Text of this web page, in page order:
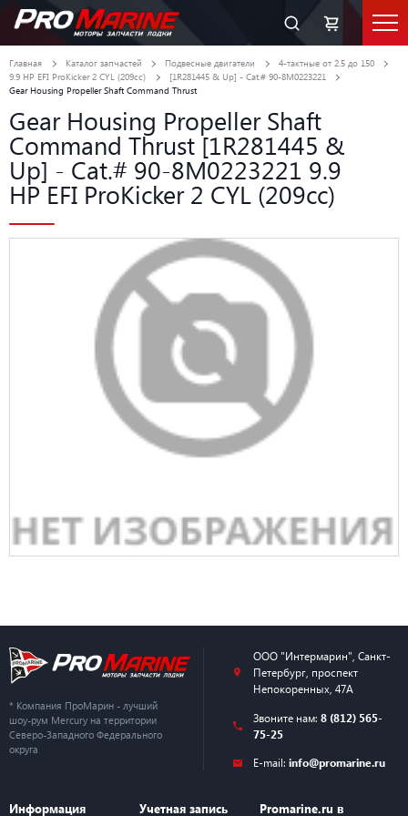
Главная Каталог запчастей Подвесные двигатели
4-тактные от 2.5 до 150
9.9 HP EFI ProKicker 2 CYL (209cc)
[1R281445 & Up] - Cat.# 90-8M0223221
Gear Housing Propeller Shaft Command Thrust
Gear Housing Propeller Shaft
Command Thrust [1R281445 &
Up] - Cat.# 90-8M0223221 9.9
HP EFI ProKicker 2 CYL (209cc)
* Компания ПроМарин - лучший
шоу-рум Mercury на территории
Северо-Западного Федерального
округа
ООО "Интермарин" Санкт-
Петербург, проспект
Непокоренных, 47А
Звоните нам: 8 (812) 565-
75-25
E-mail: info@promarine.ru
Информация Учетная запись Promarine.ru в